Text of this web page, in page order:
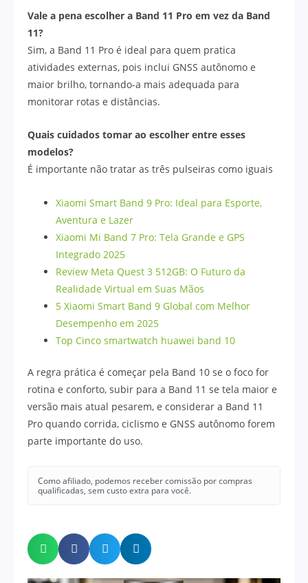
Vale a pena escolher a Band 11 Pro em vez da Band
11?
Sim, a Band 11 Pro é ideal para quem pratica
atividades externas, pois inclui GNSS autônomo e
maior brilho, tornando-a mais adequada para
monitorar rotas e distâncias.
Quais cuidados tomar ao escolher entre esses
modelos?
É importante não tratar as três pulseiras como iguais
Xiaomi Smart Band 9 Pro: Ideal para Esporte,
Aventura e Lazer
Xiaomi Mi Band 7 Pro: Tela Grande e GPS
Integrado 2025
Review Meta Quest 3 512GB: O Futuro da
Realidade Virtual em Suas Mãos
5 Xiaomi Smart Band 9 Global com Melhor
Desempenho em 2025
Top Cinco smartwatch huawei band 10
A regra prática é começar pela Band 10 se o foco for
rotina e conforto, subir para a Band 11 se tela maior e
versão mais atual pesarem, e considerar a Band 11
Pro quando corrida, ciclismo e GNSS autônomo forem
parte importante do uso.
Como afiliado, podemos receber comissão por compras
qualificadas, sem custo extra para você.